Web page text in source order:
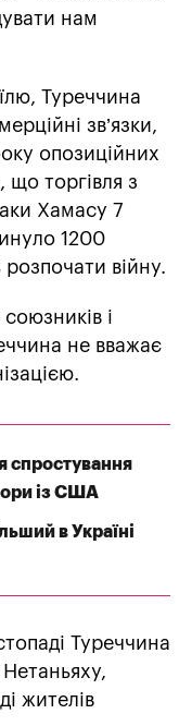
нам
Туреччина
зв’язки,
опозиційних
що торгівля з
Хамасу 7
1200
війну.
союзників і
не вважає
спростування
із США
в Україні
Туреччина
жителів